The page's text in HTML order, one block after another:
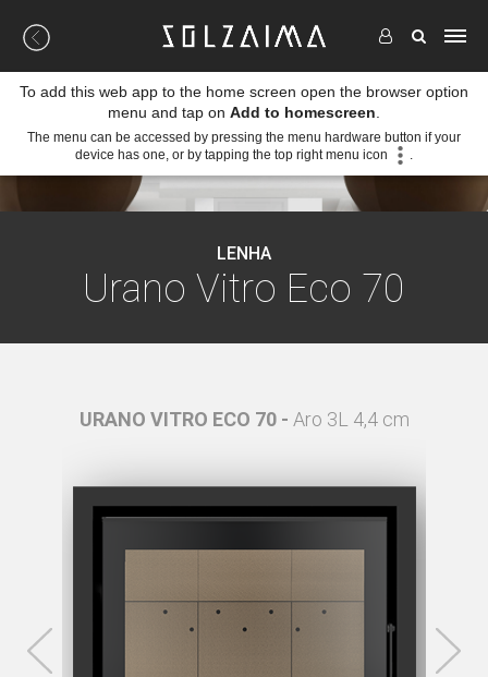
LENHA
Urano Vitro Eco 70
URANO VITRO ECO 70 - Aro 3L 4,4 cm
To add this web app to the home screen open the browser option
menu and tap on Add to homescreen
The menu can be accessed by pressing the menu hardware button if your
device has one, or by tapping the top right menu icon
.